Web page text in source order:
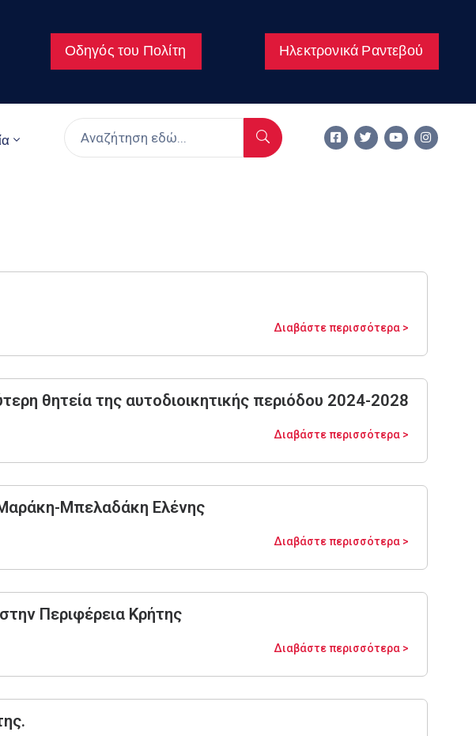
Οδηγός του Πολίτη Ηλεκτρονικά Ραντεβού
Διαβάστε περισσότερα >
θητεία της αυτοδιοικητικής περιόδου 2024-2028
Διαβάστε περισσότερα >
Μαράκη-Μπελαδάκη Ελένης
Διαβάστε περισσότερα >
Περιφέρεια Κρήτης
Διαβάστε περισσότερα >